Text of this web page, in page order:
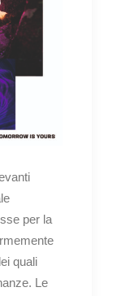
per la
quali
Le